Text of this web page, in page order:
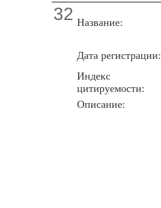
32 Название:
Дата регистрации:
Индекс
цитируемости:
Описание: